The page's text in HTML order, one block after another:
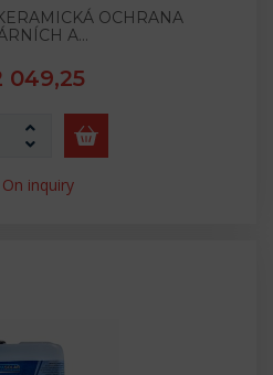
OCHRANA
A…
049,25
On inquiry